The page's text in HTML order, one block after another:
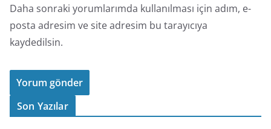
Daha sonraki yorumlarımda kullanılması için adım, e-
posta adresim ve site adresim bu tarayıcıya
kaydedilsin.
Son Yazılar